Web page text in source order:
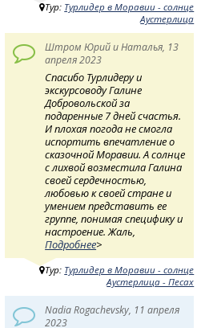
Тур: Турлидер в Моравии - солнце
Аустерлица
Штром Юрий и Наталья, 13
апреля 2023
Спасибо Турлидеру и
экскурсоводу Галине
Добровольской за
подаренные 7 дней счастья.
И плохая погода не смогла
испортить впечатление о
сказочной Моравии. А солнце
с лихвой возместила Галина
своей сердечностью,
любовью к своей стране и
умением представить ее
группе, понимая специфику и
настроение. Жаль,
Подробнее>
Тур: Турлидер в Моравии - солнце
Аустерлица - Песах
Nadia Rogachevsky, 11 апреля
2023